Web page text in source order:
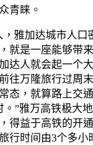
青睐。
，雅加达城市人口
就是一座能够带
达人就会起一个
往万隆旅行过周
态，就算路上交
。”雅万高铁极大
得益于高铁的开
行时间由3个多小